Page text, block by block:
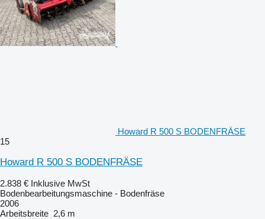
Howard R 500 S BODENFRÄSE
15
Howard R 500 S BODENFRÄSE
2.838 € Inklusive MwSt
Bodenbearbeitungsmaschine - Bodenfräse
2006
Arbeitsbreite 2,6 m